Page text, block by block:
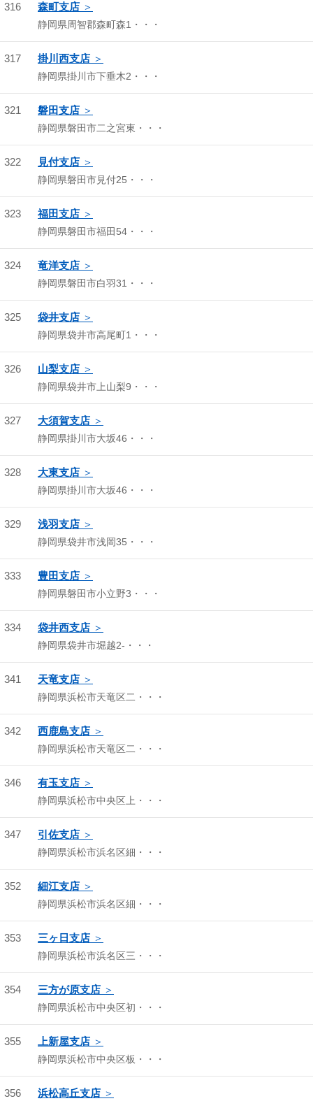
316 森町支店
静岡県周智郡森町森1・・・
317 掛川西支店
静岡県掛川市下垂木2・・・
321 磐田支店
静岡県磐田市二之宮東・・・
322 見付支店
静岡県磐田市見付25・・・
323 福田支店
静岡県磐田市福田54・・・
324 竜洋支店
静岡県磐田市白羽31・・・
325 袋井支店
静岡県袋井市高尾町1・・・
326 山梨支店
静岡県袋井市上山梨9・・・
327 大須賀支店
静岡県掛川市大坂46・・・
328 大東支店
静岡県掛川市大坂46・・・
329 浅羽支店
静岡県袋井市浅岡35・・・
333 豊田支店
静岡県磐田市小立野3・・・
334 袋井西支店
静岡県袋井市堀越2-・・・
341 天竜支店
静岡県浜松市天竜区二・・・
342 西鹿島支店
静岡県浜松市天竜区二・・・
346 有玉支店
静岡県浜松市中央区上・・・
347 引佐支店
静岡県浜松市浜名区細・・・
352 細江支店
静岡県浜松市浜名区細・・・
353 三ヶ日支店
静岡県浜松市浜名区三・・・
354 三方が原支店
静岡県浜松市中央区初・・・
355 上新屋支店
静岡県浜松市中央区板・・・
356 浜松高丘支店